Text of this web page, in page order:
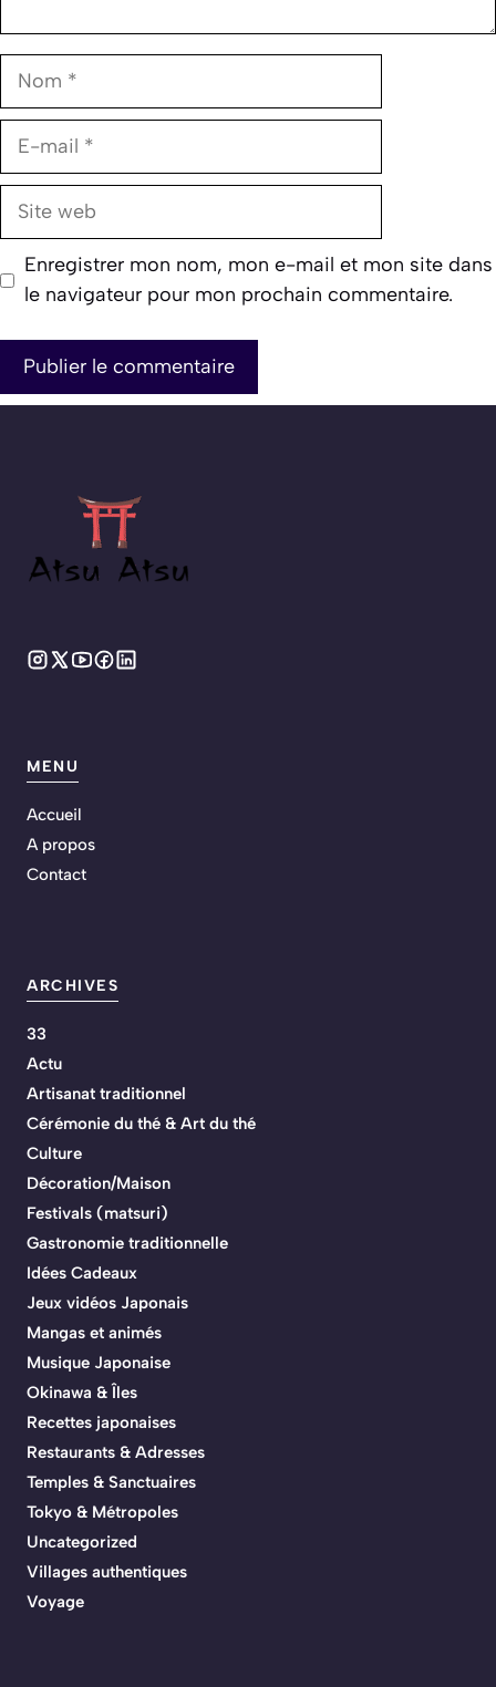
Nom
E-
Site
Enregistrer mon nom, mon e-mail et mon site dans
le navigateur pour mon prochain commentaire.
MENU
Accueil
A propos
Contact
ARCHIVES
33
Actu
Artisanat traditionnel
Cérémonie du thé & Art du thé
Culture
Décoration/Maison
Festivals (matsuri)
Gastronomie traditionnelle
Idées Cadeaux
Jeux vidéos Japonais
Mangas et animés
Musique Japonaise
Okinawa & Îles
Recettes japonaises
Restaurants & Adresses
Temples & Sanctuaires
Tokyo & Métropoles
Uncategorized
Villages authentiques
Voyage